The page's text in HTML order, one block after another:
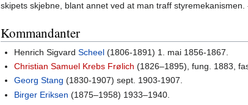
skipets skjebne, blant annet ved at man traff
Kommandanter
Henrich SigvardScheel (1806-1891) 1. mai 1856-1867.
Christian Samuel Krebs Frølich (1826–1895), fung. 1883,
Georg Stang (1830-1907) sept. 1903-1907.
Birger Eriksen (1875–1958) 1933–1940.